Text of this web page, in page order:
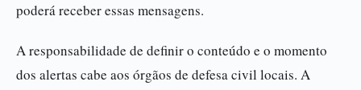
poderá receber essas mensagens.
A responsabilidade de definir o conteúdo e o momento
dos alertas cabe aos órgãos de defesa civil locais. A